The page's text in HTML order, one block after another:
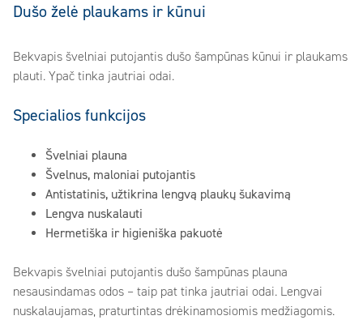
Dušo želė plaukams ir kūnui
Bekvapis švelniai putojantis dušo šampūnas kūnui ir plaukams
plauti. Ypač tinka jautriai odai.
Specialios funkcijos
Švelniai plauna
Švelnus, maloniai putojantis
Antistatinis, užtikrina lengvą plaukų šukavimą
Lengva nuskalauti
Hermetiška ir higieniška pakuotė
Bekvapis švelniai putojantis dušo šampūnas plauna
nesausindamas odos – taip pat tinka jautriai odai. Lengvai
nuskalaujamas, praturtintas drėkinamosiomis medžiagomis.